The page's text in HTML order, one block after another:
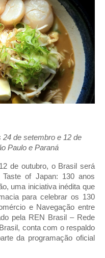
de setembro e 12 de
Paulo e Paraná
de outubro, o Brasil será
of Japan: 130 anos
uma iniciativa inédita que
para celebrar os 130
e Navegação entre
pela REN Brasil – Rede
conta com o respaldo
da programação oficial